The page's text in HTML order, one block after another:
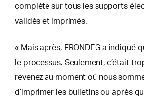
complète sur tous les supports
validés et imprimés.
« Mais après, FRONDEG a indiqué
le processus. Seulement, c’était
revenez au moment où nous
d’imprimer les bulletins ou après